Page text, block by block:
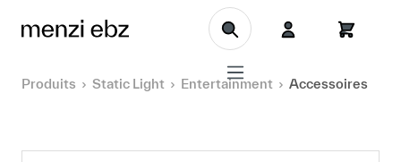
Aller au contenu principal
Produits Static Light Entertainment Accessoires